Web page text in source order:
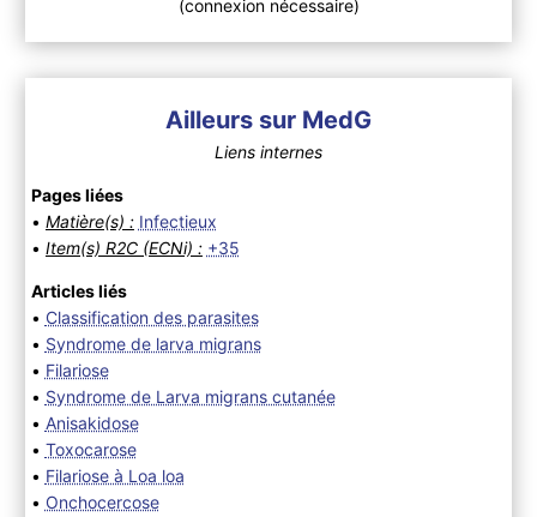
(connexion nécessaire)
Ailleurs sur MedG
Liens internes
Pages liées
• Matière(s) : Infectieux
• Item(s) R2C (ECNi) : +35
Articles liés
• Classification des parasites
• Syndrome de larva migrans
• Filariose
• Syndrome de Larva migrans cutanée
• Anisakidose
• Toxocarose
• Filariose à Loa loa
• Onchocercose